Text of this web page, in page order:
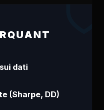
dati
(Sharpe, DD)